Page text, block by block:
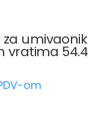
umivaonik
vratima 54.4
om